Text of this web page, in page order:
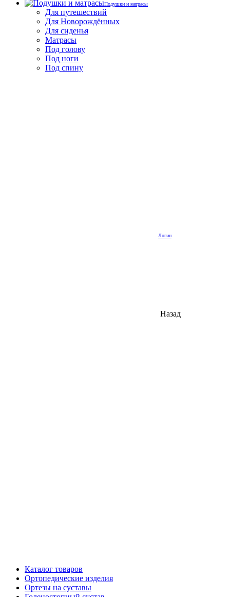
Подушки и матрасы
Для путешествий
Для Новорождённых
Для сиденья
Матрасы
Под голову
Под ноги
Под спину
Логин
Назад
Каталог товаров
Ортопедические изделия
Ортезы на суставы